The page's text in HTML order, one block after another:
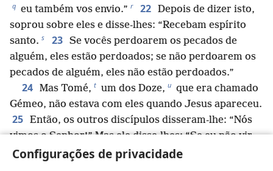
Configurações de privacidade
q eu também vos envio.” r 22 Depois de dizer isto,
soprou sobre eles e disse-lhes: “Recebam espírito
santo. s 23 Se vocês perdoarem os pecados de
alguém, eles estão perdoados; se não perdoarem os
pecados de alguém, eles não estão perdoados.”
24 Mas Tomé, t um dos Doze, u que era chamado
Gémeo, não estava com eles quando Jesus apareceu.
25 Então, os outros discípulos disseram-lhe: “Nós
vimos o Senhor!” Mas ele disse-lhes: “Se eu não vir
nas suas mãos a marca dos pregos, não puser o dedo